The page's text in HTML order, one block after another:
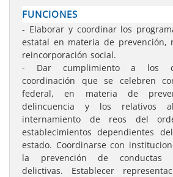
FUNCIONES
- Elaborar y coordinar los
estatal en materia de prevención,
reincorporación social.
- Dar cumplimiento a los
coordinación que se celebren
federal, en materia de
delincuencia y los relativos
internamiento de reos del
establecimientos dependientes
estado. Coordinarse con
la prevención de conductas
delictivas. Establecer